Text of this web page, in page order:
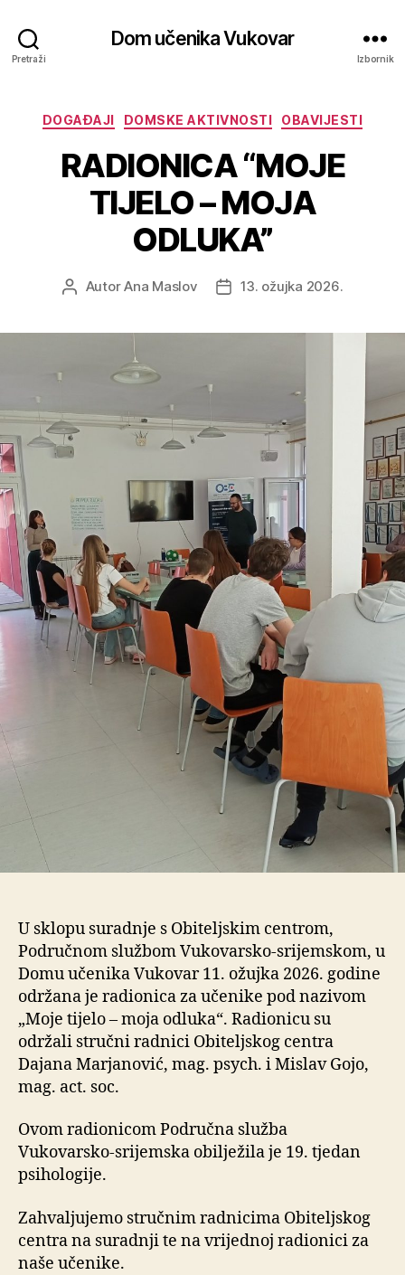
Pretraži
Dom učenika Vukovar
Izbornik
DOGAĐAJI DOMSKE AKTIVNOSTI OBAVIJESTI
RADIONICA “MOJE
TIJELO – MOJA
ODLUKA”
AutorAna Maslov 13. ožujka 2026.
U sklopu suradnje s Obiteljskim centrom,
Područnom službom Vukovarsko-srijemskom, u
Domu učenika Vukovar 11. ožujka 2026. godine
održana je radionica za učenike pod nazivom
„Moje tijelo – moja odluka“. Radionicu su
održali stručni radnici Obiteljskog centra
Dajana Marjanović, mag. psych. i Mislav Gojo,
mag. act. soc.
Ovom radionicom Područna služba
Vukovarsko-srijemska obilježila je 19. tjedan
psihologije.
Zahvaljujemo stručnim radnicima Obiteljskog
centra na suradnji te na vrijednoj radionici za
naše učenike.